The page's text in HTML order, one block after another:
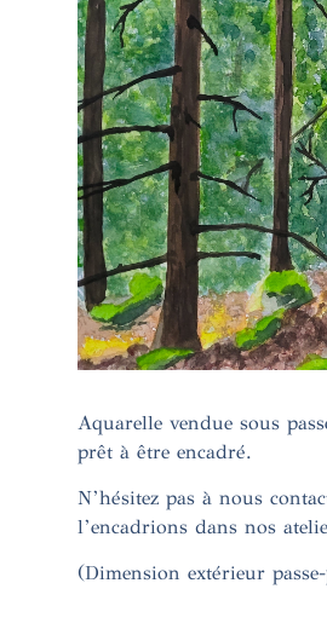
Aquarelle vendue sous
prêt à être encadré.
N’hésitez pas à nous
l’encadrions dans nos
(Dimension extérieur